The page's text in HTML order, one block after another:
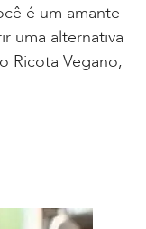
é um amante
uma alternativa
Ricota Vegano,